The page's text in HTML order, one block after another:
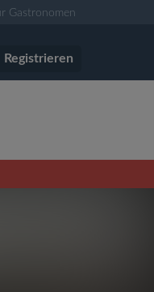
Gastronomen
Registrieren